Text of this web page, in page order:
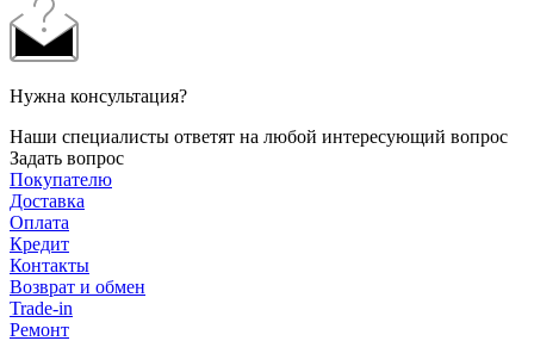
Нужна консультация?
Наши специалисты ответят на любой интересующий вопрос
Задать вопрос
Покупателю
Доставка
Оплата
Кредит
Контакты
Возврат и обмен
Trade-in
Ремонт